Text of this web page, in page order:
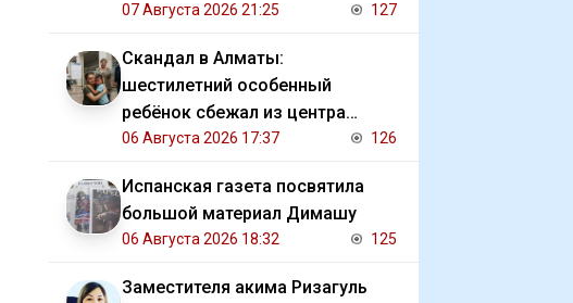
07 Августа 2026 21:25 127
Скандал в Алматы:
шестилетний особенный
ребёнок сбежал из центра
реабилитации и потерялся
06 Августа 2026 17:37 126
Испанская газета посвятила
большой материал Димашу
06 Августа 2026 18:32 125
Заместителя акима Ризагуль